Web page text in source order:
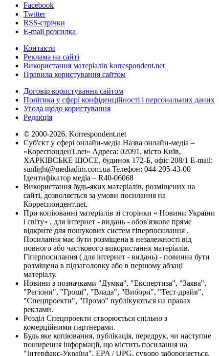
Facebook
Twitter
RSS-стрічки
E-mail розсилка
Контакти
Реклама на сайті
Використання матеріалів korrespondent.net
Правила користування сайтом
Договір користування сайтом
Політика у сфері конфіденційності і персональних даних
Угода щодо користування
Редакція
© 2000-2026, Korrespondent.net
Суб'єкт у сфері онлайн-медіа Назва онлайн-медіа –
«КореспонденТ.net» Адреса: 02091, місто Київ,
ХАРКІВСЬКЕ ШОСЕ, будинок 172-Б, офіс 208/1 E-mail:
sunlight@mediadim.com.ua Телефон: 044-205-43-00
Ідентифікатор медіа – R40-06068
Використання будь-яких матеріалів, розміщених на
сайті, дозволяється за умови посилання на
Корреспондент.net.
При копіюванні матеріалів зі сторінки « Новини України
і світу» , для інтернет - видань - обов'язкове пряме
відкрите для пошукових систем гіперпосилання .
Посилання має бути розміщена в незалежності від
повного або часткового використання матеріалів.
Гіперпосилання ( для інтернет - видань) - повинна бути
розміщена в підзаголовку або в першому абзаці
матеріалу.
Новини з позначками "Думка", "Експертиза", "Заява",
"Регіони", "Гроші", "Влада", "Вибори", "Тест-драйв",
"Спецпроекти", "Промо" публікуються на правах
реклами.
Розділ Спецпроекти створюється спільно з
комерційними партнерами.
Будь яке копіювання, публікація, передрук, чи наступне
поширення інформації, що містить посилання на
"Інтерфакс-Україна", EPA / UPG, суворо забороняється.